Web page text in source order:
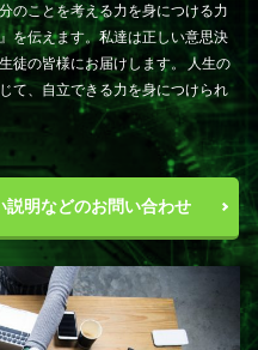
のことを考える力を身につける力
を伝えます。私達は正しい意思決
徒の皆様にお届けします。 人生の
て、自立できる力を身につけられ
説明などのお問い合わせ